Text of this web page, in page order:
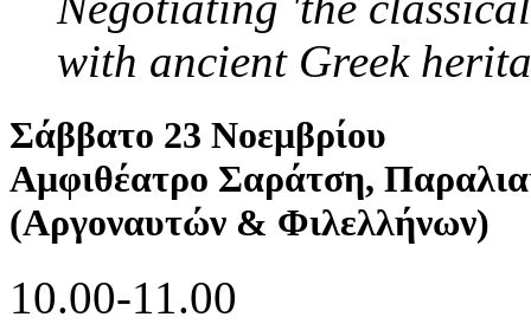
with ancient Greek
Σάββατο 23 Νοεμβρίου
Αμφιθέατρο Σαράτση,
(Αργοναυτών & Φιλελλήνων)
10.00-11.00